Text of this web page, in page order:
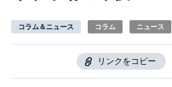
コラム＆ニュース コラム ニュース
リンクをコピー